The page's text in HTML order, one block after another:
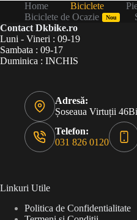
Home Biciclete
Biciclete de Ocazie
Nou
Contact Dkbike.ro
Luni - Vineri : 09-19
Sambata : 09-17
Duminica : INCHIS
Adresă:
Șoseaua Virtuții
Telefon:
031 826 0120
Linkuri Utile
Politica de Confidentialitate